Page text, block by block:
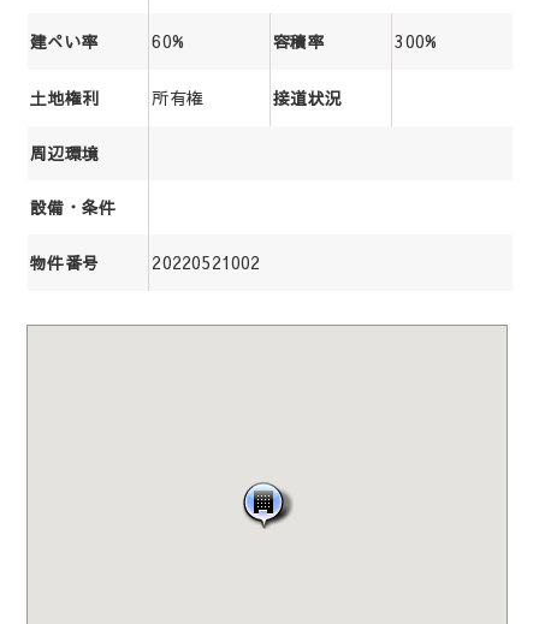
建ぺい率 60% 容積率 300%
土地権利 所有権 接道状況
周辺環境
設備・条件
物件番号 20220521002